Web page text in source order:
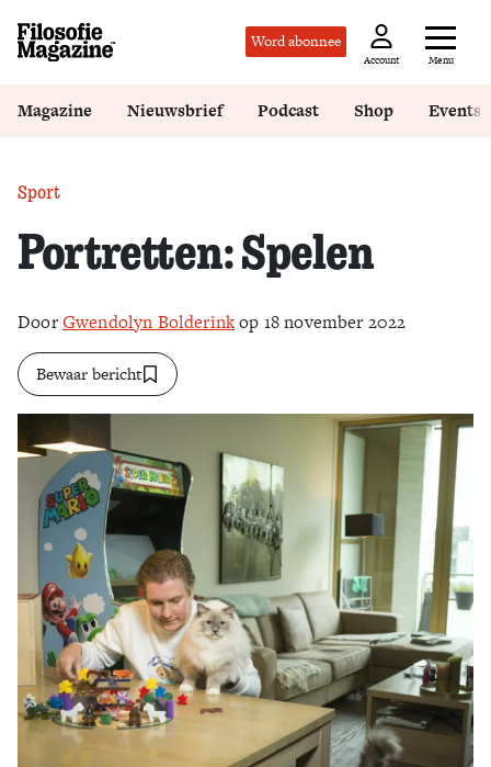
Word abonnee
Account Menu
Magazine Nieuwsbrief Podcast Shop Events
Sport
Portretten: Spelen
DoorGwendolyn Bolderinkop 18 november 2022
Bewaar bericht